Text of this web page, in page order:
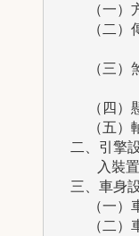
（一）
（二）
（三）
（四）
（五）
二、引擎
入裝置
三、車身
（一）
（二）